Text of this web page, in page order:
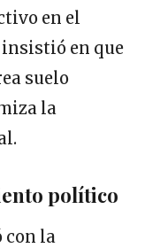
en el
en que
suelo
la
político
con la